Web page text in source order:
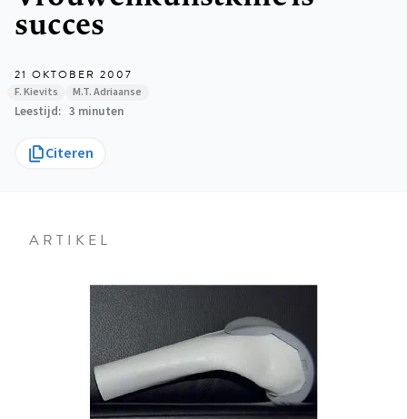
succes
21 OKTOBER 2007
F. Kievits M.T. Adriaanse
Leestijd 3 minuten
Citeren
ARTIKEL